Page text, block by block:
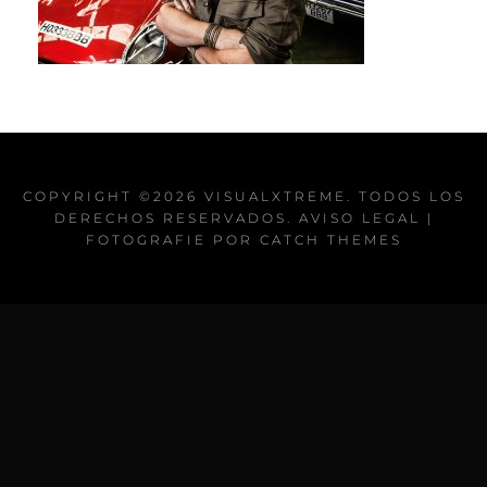
COPYRIGHT ©2026 VISUALXTREME . TODOS LOS
DERECHOS RESERVADOS. AVISO LEGAL
|
FOTOGRAFIE POR CATCH THEMES